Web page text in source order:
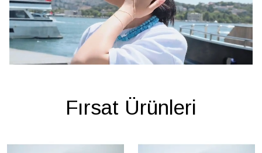
Fırsat Ürünleri